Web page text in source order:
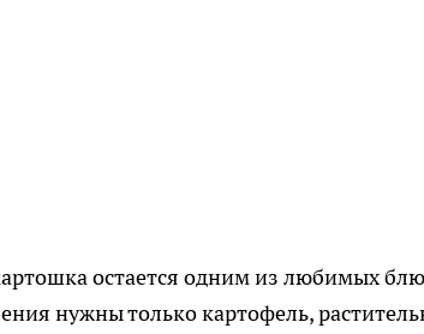
остается одним из любимых
нужны только картофель,